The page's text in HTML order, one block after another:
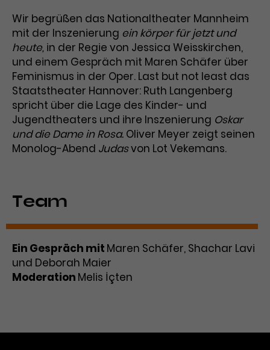
Wir begrüßen das Nationaltheater Mannheim
mit der Inszenierung ein körper für jetzt und
heute, in der Regie von Jessica Weisskirchen,
und einem Gespräch mit Maren Schäfer über
Feminismus in der Oper. Last but not least das
Staatstheater Hannover: Ruth Langenberg
spricht über die Lage des Kinder- und
Jugendtheaters und ihre Inszenierung Oskar
und die Dame in Rosa. Oliver Meyer zeigt seinen
Monolog-Abend Judasvon Lot Vekemans.
Team
Ein Gespräch mit Maren Schäfer, Shachar Lavi
und Deborah Maier
Moderation Melis İçten